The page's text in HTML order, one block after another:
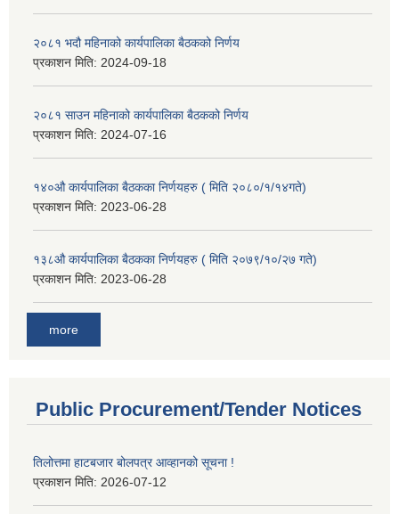
२०८१ भदौ महिनाको कार्यपालिका बैठकको निर्णय
प्रकाशन मिति: 2024-09-18
२०८१ साउन महिनाको कार्यपालिका बैठकको निर्णय
प्रकाशन मिति: 2024-07-16
१४०औ कार्यपालिका बैठकका निर्णयहरु ( मिति २०८०/१/१४गते)
प्रकाशन मिति: 2023-06-28
१३८औ कार्यपालिका बैठकका निर्णयहरु ( मिति २०७९/१०/२७ गते)
प्रकाशन मिति: 2023-06-28
more
Public Procurement/Tender Notices
तिलोत्तमा हाटबजार बोलपत्र आव्हानको सूचना !
प्रकाशन मिति: 2026-07-12